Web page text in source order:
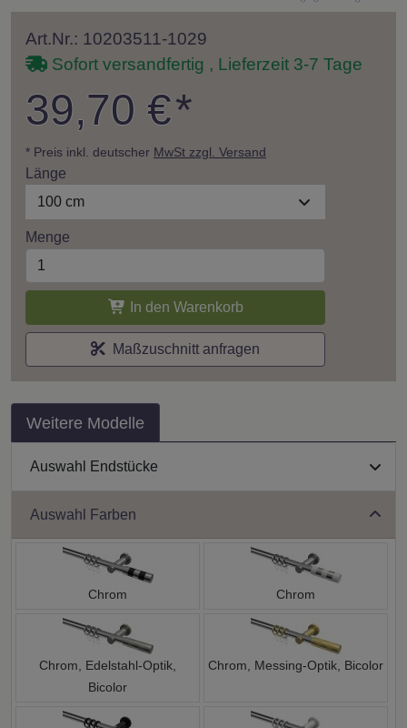
Art.Nr.: 10203511-1029
Sofort versandfertig , Lieferzeit 3-7 Tage
39,70 €*
* Preis inkl. deutscher MwSt zzgl. Versand
Länge
100 cm
Menge
In den Warenkorb
Maßzuschnitt anfragen
Weitere Modelle
Auswahl Endstücke
Auswahl Farben
Chrom Chrom
Chrom, Edelstahl-Optik,
Bicolor
Chrom, Messing-Optik, Bicolor